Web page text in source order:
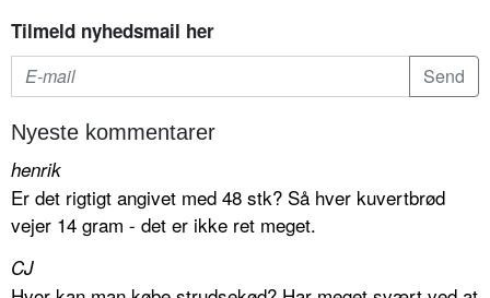
Tilmeld nyhedsmail her
Nyeste kommentarer
henrik
Er det rigtigt angivet med 48 stk? Så hver kuvertbrød
vejer 14 gram - det er ikke ret meget.
CJ